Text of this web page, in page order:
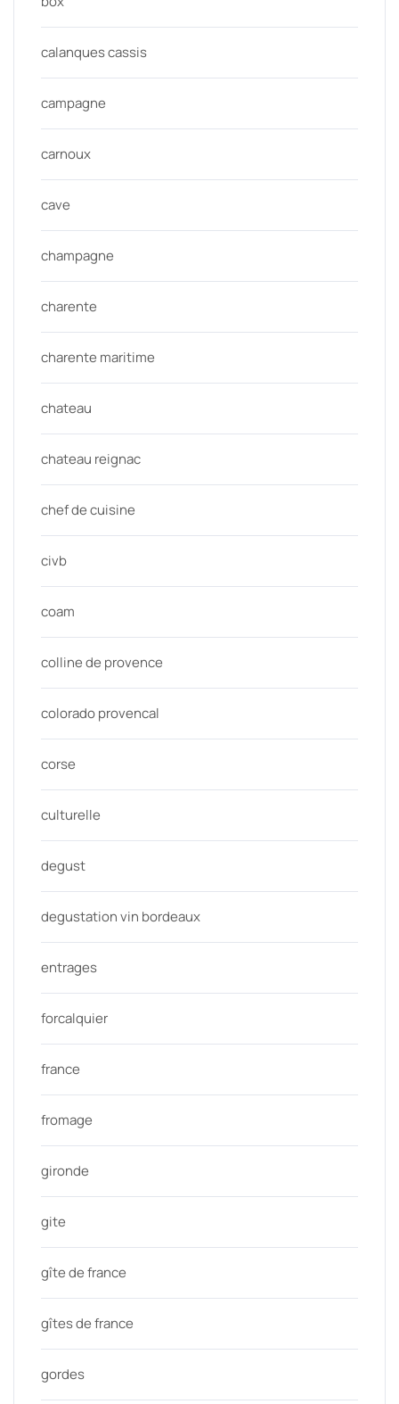
calanques cassis
campagne
carnoux
cave
champagne
charente
charente maritime
chateau
chateau reignac
chef de cuisine
civb
coam
colline de provence
colorado provencal
corse
culturelle
degust
degustation vin bordeaux
entrages
forcalquier
france
fromage
gironde
gite
gîte de france
gîtes de france
gordes